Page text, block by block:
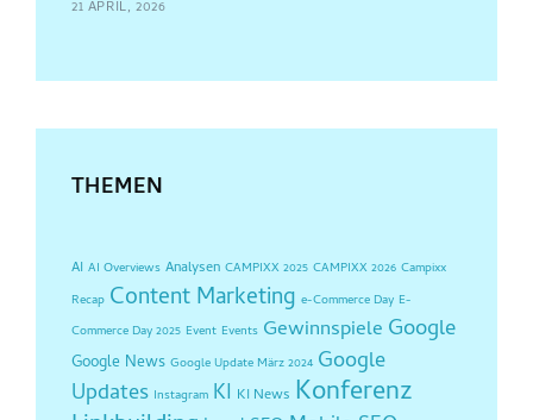
21 APRIL, 2026
THEMEN
AI AI Overviews Analysen CAMPIXX 2025 CAMPIXX 2026 Campixx
Recap Content Marketing e-Commerce Day E-
Commerce Day 2025 Event Events Gewinnspiele Google
Google News Google Update März 2024 Google
Updates Instagram KI KI News Konferenz